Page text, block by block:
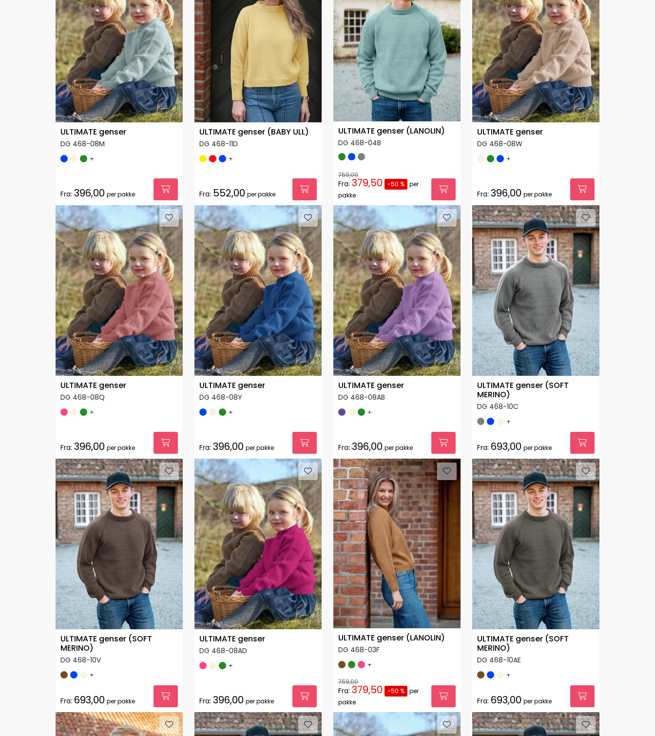
ULTIMATE genser
DG 468-08M
+
Fra: 396,00 per pakke
ULTIMATE genser (BABY ULL)
DG 468-11D
+
Fra: 552,00 per pakke
ULTIMATE genser (LANOLIN)
DG 468-04B
759,00
Fra: 379,50 -50 % per
pakke
ULTIMATE genser
DG 468-08W
+
Fra: 396,00 per pakke
ULTIMATE genser
DG 468-08Q
+
Fra: 396,00 per pakke
ULTIMATE genser
DG 468-08Y
+
Fra: 396,00 per pakke
ULTIMATE genser
DG 468-08AB
+
Fra: 396,00 per pakke
ULTIMATE genser (SOFT
MERINO)
DG 468-10C
+
Fra: 693,00 per pakke
ULTIMATE genser (SOFT
MERINO)
DG 468-10V
+
Fra: 693,00 per pakke
ULTIMATE genser
DG 468-08AD
+
Fra: 396,00 per pakke
ULTIMATE genser (LANOLIN)
DG 468-03F
+
759,00
Fra: 379,50 -50 % per
pakke
ULTIMATE genser (SOFT
MERINO)
DG 468-10AE
+
Fra: 693,00 per pakke